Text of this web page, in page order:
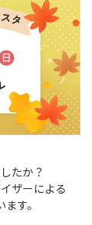
たか？
ザーによる
す。